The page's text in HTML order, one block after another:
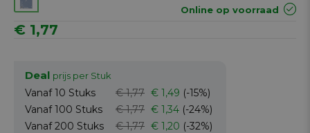
Online op voorraad
€ 1,77
Deal prijs per Stuk
Vanaf 10 Stuks € 1,77 € 1,49 (-15%)
Vanaf 100 Stuks € 1,77 € 1,34 (-24%)
Vanaf 200 Stuks € 1,77 € 1,20 (-32%)